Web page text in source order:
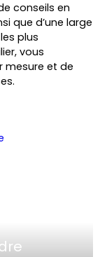
conseils en
que d’une large
plus
, vous
mesure et de